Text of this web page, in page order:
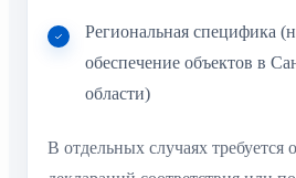
Региональная специфика
обеспечение объектов в
области)
В отдельных случаях требуется